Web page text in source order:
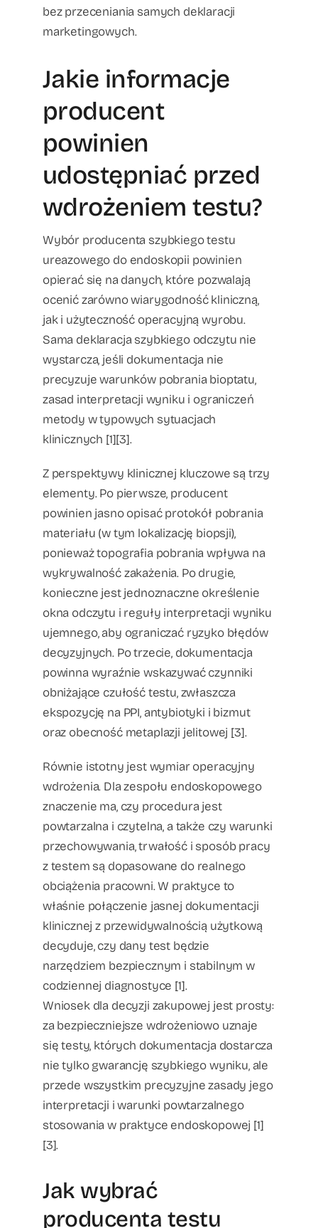
bez przeceniania samych deklaracji
marketingowych.
Jakie informacje
producent
powinien
udostępniać przed
wdrożeniem testu?
Wybór producenta szybkiego testu
ureazowego do endoskopii powinien
opierać się na danych, które pozwalają
ocenić zarówno wiarygodność kliniczną,
jak i użyteczność operacyjną wyrobu.
Sama deklaracja szybkiego odczytu nie
wystarcza, jeśli dokumentacja nie
precyzuje warunków pobrania bioptatu,
zasad interpretacji wyniku i ograniczeń
metody w typowych sytuacjach
klinicznych [1][3].
Z perspektywy klinicznej kluczowe są trzy
elementy. Po pierwsze, producent
powinien jasno opisać protokół pobrania
materiału (w tym lokalizację biopsji),
ponieważ topografia pobrania wpływa na
wykrywalność zakażenia. Po drugie,
konieczne jest jednoznaczne określenie
okna odczytu i reguły interpretacji wyniku
ujemnego, aby ograniczać ryzyko błędów
decyzyjnych. Po trzecie, dokumentacja
powinna wyraźnie wskazywać czynniki
obniżające czułość testu, zwłaszcza
ekspozycję na PPI, antybiotyki i bizmut
oraz obecność metaplazji jelitowej [3].
Równie istotny jest wymiar operacyjny
wdrożenia. Dla zespołu endoskopowego
znaczenie ma, czy procedura jest
powtarzalna i czytelna, a także czy warunki
przechowywania, trwałość i sposób pracy
z testem są dopasowane do realnego
obciążenia pracowni. W praktyce to
właśnie połączenie jasnej dokumentacji
klinicznej z przewidywalnością użytkową
decyduje, czy dany test będzie
narzędziem bezpiecznym i stabilnym w
codziennej diagnostyce [1].
Wniosek dla decyzji zakupowej jest prosty:
za bezpieczniejsze wdrożeniowo uznaje
się testy, których dokumentacja dostarcza
nie tylko gwarancję szybkiego wyniku, ale
przede wszystkim precyzyjne zasady jego
interpretacji i warunki powtarzalnego
stosowania w praktyce endoskopowej [1]
[3].
Jak wybrać
producenta testu